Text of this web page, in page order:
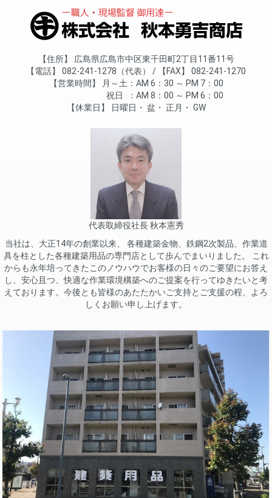
住所
広島県広島市中区東千田町2丁目11番11号
電話
082-241-1278（代表） FAX
082-241-1270
営業時間
月～土
AM 6：30 ～ PM 7：00
祝日
AM 8：00 ～ PM 6：00
休業日
日曜日 盆 正月 GW
代表取締役社長 秋本憲秀
当社は、大正14年の創業以来、 各種建築金物、鉄鋼2次製品、作業道
具を柱とした各種建築用品の専門店として歩んでまいりました。 これ
からも永年培ってきたこのノウハウでお客様の日々のご要望にお答え
し、安心且つ、快適な作業環境構築へのご提案を行ってゆきたいと考
えております。今後とも皆様のあたたかいご支持とご支援の程、よろ
しくお願い申し上げます。